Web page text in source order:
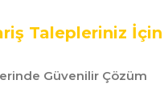
Talepleriniz İçin
Güvenilir Çözüm